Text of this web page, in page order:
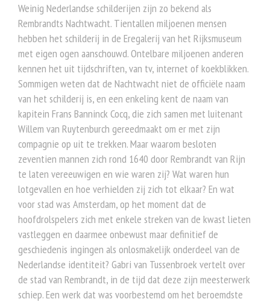
Weinig Nederlandse schilderijen zijn zo bekend als
Rembrandts Nachtwacht. Tientallen miljoenen mensen
hebben het schilderij in de Eregalerij van het Rijksmuseum
met eigen ogen aanschouwd. Ontelbare miljoenen anderen
kennen het uit tijdschriften, van tv, internet of koekblikken.
Sommigen weten dat de Nachtwacht niet de officiële naam
van het schilderij is, en een enkeling kent de naam van
kapitein Frans Banninck Cocq, die zich samen met luitenant
Willem van Ruytenburch gereedmaakt om er met zijn
compagnie op uit te trekken. Maar waarom besloten
zeventien mannen zich rond 1640 door Rembrandt van Rijn
te laten vereeuwigen en wie waren zij? Wat waren hun
lotgevallen en hoe verhielden zij zich tot elkaar? En wat
voor stad was Amsterdam, op het moment dat de
hoofdrolspelers zich met enkele streken van de kwast lieten
vastleggen en daarmee onbewust maar definitief de
geschiedenis ingingen als onlosmakelijk onderdeel van de
Nederlandse identiteit? Gabri van Tussenbroek vertelt over
de stad van Rembrandt, in de tijd dat deze zijn meesterwerk
schiep. Een werk dat was voorbestemd om het beroemdste